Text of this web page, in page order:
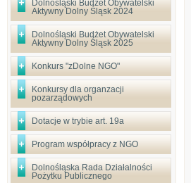
Dolnośląski Budżet Obywatelski
Aktywny Dolny Śląsk 2024
Dolnośląski Budżet Obywatelski
Aktywny Dolny Śląsk 2025
Konkurs "zDolne NGO"
Konkursy dla organzacji
pozarządowych
Dotacje w trybie art. 19a
Program współpracy z NGO
Dolnośląska Rada Działalności
Pożytku Publicznego